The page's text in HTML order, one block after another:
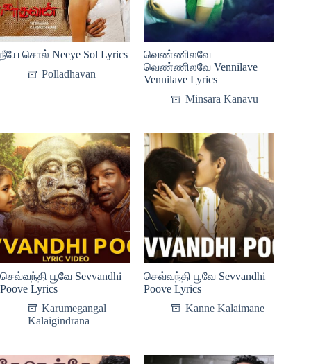
நீயே சொல் Neeye Sol Lyrics
Polladhavan
வெண்ணிலவே
வெண்ணிலவே Vennilave
Vennilave Lyrics
Minsara Kanavu
செவ்வந்தி பூவே Sevvandhi
Poove Lyrics
Karumegangal
Kalaigindrana
செவ்வந்தி பூவே Sevvandhi
Poove Lyrics
Kanne Kalaimane